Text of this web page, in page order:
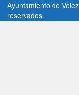
Ayuntamiento de
reservados.